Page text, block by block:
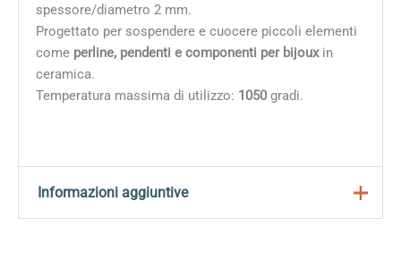
spessore/diametro 2 mm.
Progettato per sospendere e cuocere piccoli elementi
come perline, pendenti e componenti per bijouxin
ceramica.
Temperatura massima di utilizzo: 1050gradi.
Informazioni aggiuntive